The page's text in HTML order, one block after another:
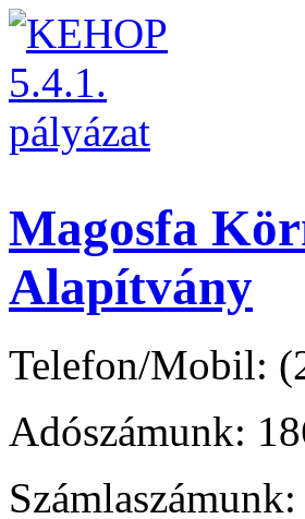
Magosfa
Alapítvány
Telefon/Mobil:
Adószámunk: